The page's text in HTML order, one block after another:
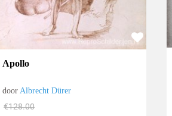
Apollo
doorAlbrecht Dürer
€128.00